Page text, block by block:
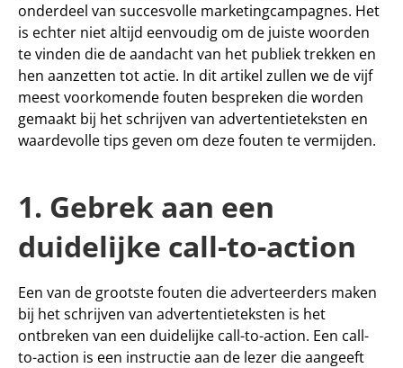
onderdeel van succesvolle marketingcampagnes. Het
is echter niet altijd eenvoudig om de juiste woorden
te vinden die de aandacht van het publiek trekken en
hen aanzetten tot actie. In dit artikel zullen we de vijf
meest voorkomende fouten bespreken die worden
gemaakt bij het schrijven van advertentieteksten en
waardevolle tips geven om deze fouten te vermijden.
1. Gebrek aan een
duidelijke call-to-action
Een van de grootste fouten die adverteerders maken
bij het schrijven van advertentieteksten is het
ontbreken van een duidelijke call-to-action. Een call-
to-action is een instructie aan de lezer die aangeeft